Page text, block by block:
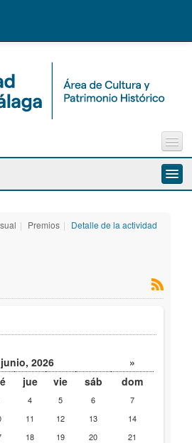
Contacto
Quejas y Sugerencias
| Premios | Detalle de la actividad
junio, 2026
»
jue vie sáb dom
4 5 6
7
11 12 13
14
18 19 20
21